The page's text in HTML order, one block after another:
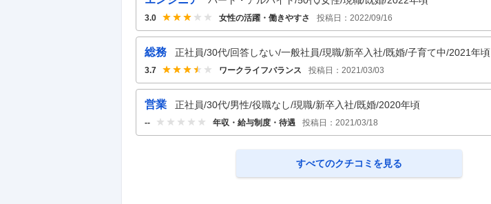
3.0 女性の活躍・働きやすさ 投稿日： 2022/09/16
総務 正社員/30代/回答しない/一般社員/現職/新卒入社/既婚/子育て中/2021年頃
3.7 ワークライフバランス 投稿日： 2021/03/03
営業 正社員/30代/男性/役職なし/現職/新卒入社/既婚/2020年頃
-- 年収・給与制度・待遇 投稿日： 2021/03/18
すべてのクチコミを見る